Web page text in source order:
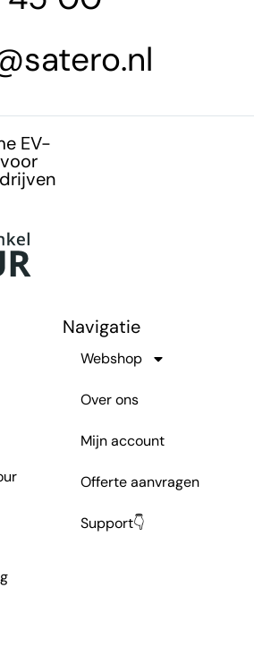
EV-
Navigatie
Webshop
Over ons
Mijn account
Offerte aanvragen
Support👇